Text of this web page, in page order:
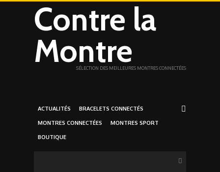
Contre la
Montre
SÉLECTION DES MEILLEURES MONTRES CONNECTÉES
ACTUALITÉS BRACELETS CONNECTÉS
MONTRES CONNECTÉES MONTRES SPORT
BOUTIQUE